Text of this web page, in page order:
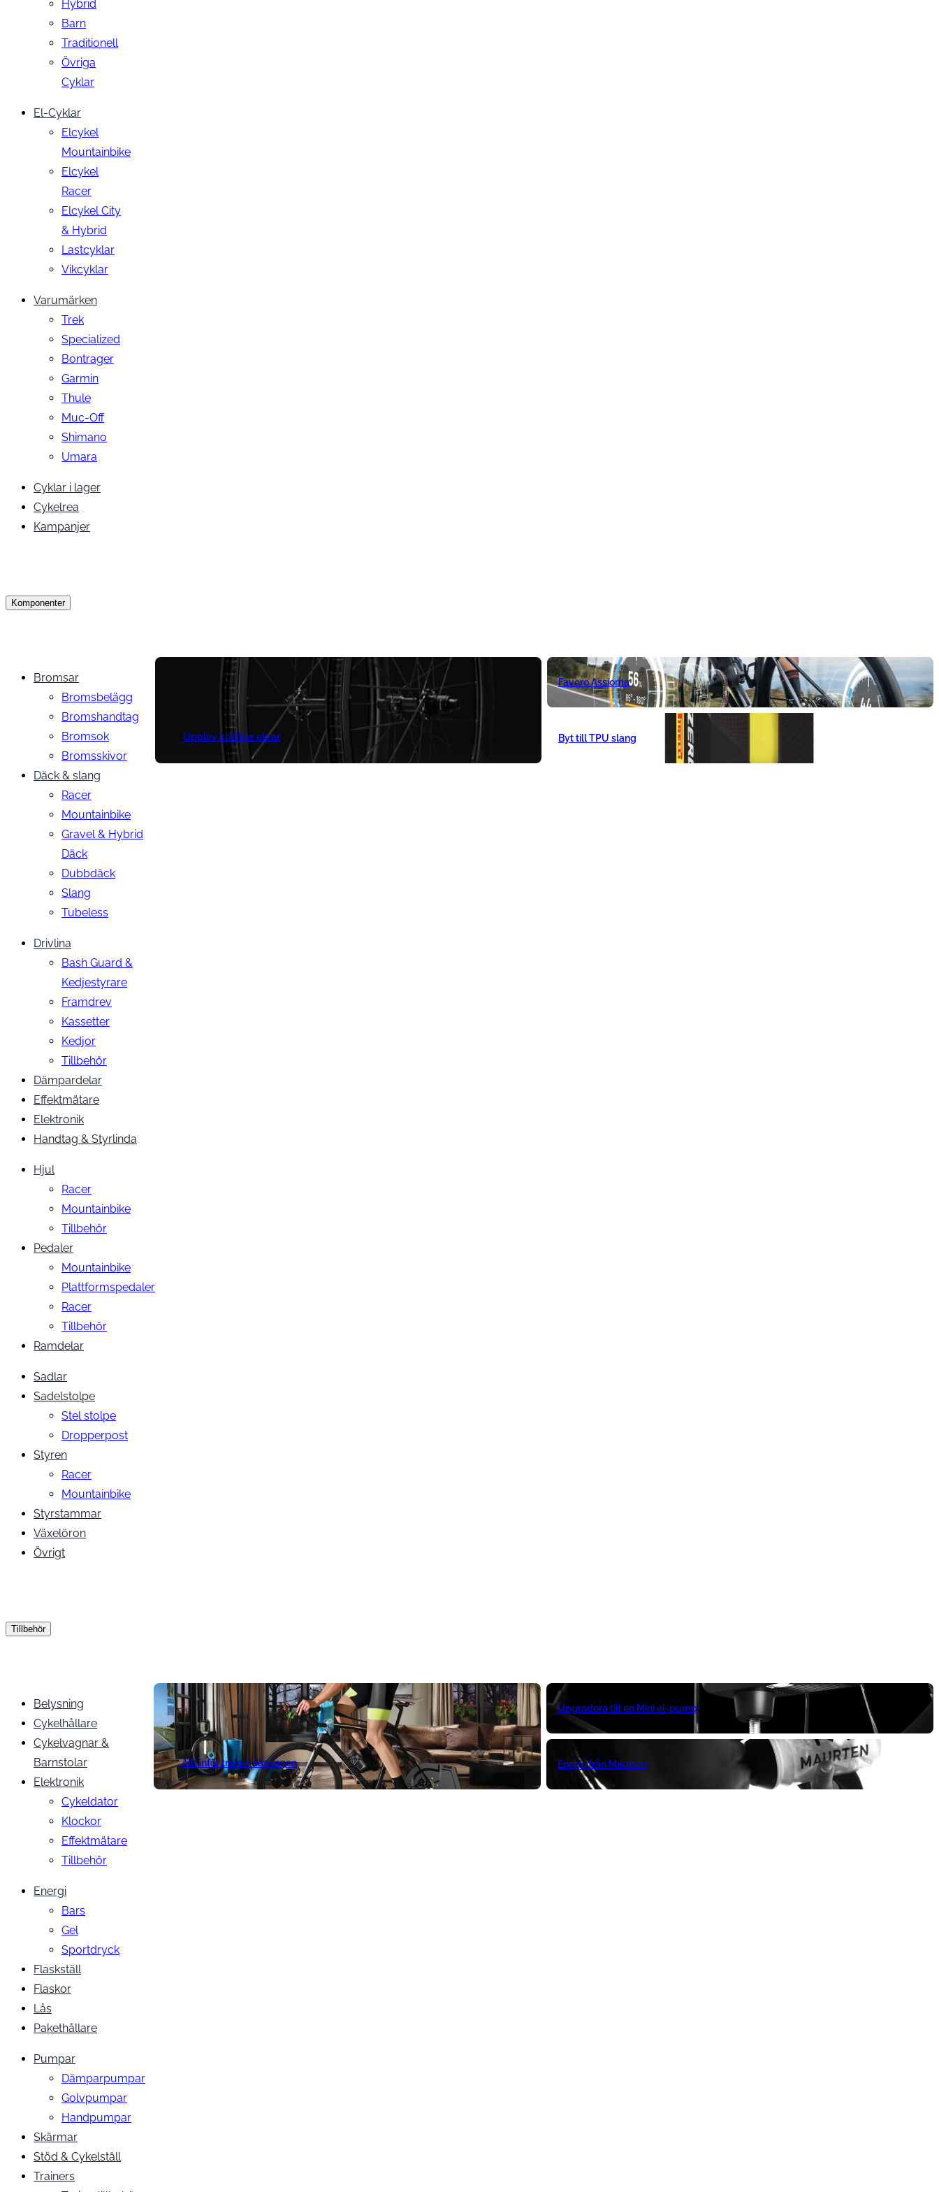
Hybrid
Barn
Traditionell
Övriga
Cyklar
El-Cyklar
Elcykel
Mountainbike
Elcykel
Racer
Elcykel City
& Hybrid
Lastcyklar
Vikcyklar
Varumärken
Trek
Specialized
Bontrager
Garmin
Thule
Muc-Off
Shimano
Umara
Cyklar i lager
Cykelrea
Kampanjer
Komponenter
Bromsar
Bromsbelägg
Bromshandtag
Bromsok
Bromsskivor
Däck & slang
Racer
Mountainbike
Gravel & Hybrid
Däck
Dubbdäck
Slang
Tubeless
Drivlina
Bash Guard &
Kedjestyrare
Framdrev
Kassetter
Kedjor
Tillbehör
Dämpardelar
Effektmätare
Elektronik
Handtag & Styrlinda
Hjul
Racer
Mountainbike
Tillbehör
Pedaler
Mountainbike
Plattformspedaler
Racer
Tillbehör
Ramdelar
Sadlar
Sadelstolpe
Stel stolpe
Dropperpost
Styren
Racer
Mountainbike
Styrstammar
Växelöron
Övrigt
Upplev kolfiber ekrar
Favero Assioma
Byt till TPU slang
Tillbehör
Belysning
Cykelhållare
Cykelvagnar &
Barnstolar
Elektronik
Cykeldator
Klockor
Effektmätare
Tillbehör
Energi
Bars
Gel
Sportdryck
Flaskställ
Flaskor
Lås
Pakethållare
Pumpar
Dämparpumpar
Golvpumpar
Handpumpar
Skärmar
Stöd & Cykelställ
Trainers
Allt inför trainer säsongen
Upgradera till en Mini el-pump
Energi från Maurten